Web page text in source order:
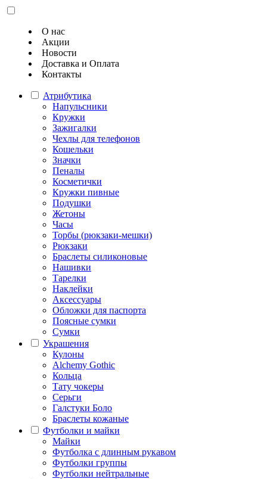
О нас
Акции
Новости
Доставка и Оплата
Контакты
Атрибутика
Напульсники
Кружки
Зажигалки
Чехлы для телефонов
Кошельки
Значки
Пеналы
Косметички
Кружки пивные
Подушки
Жетоны
Часы
Торбы (рюкзаки-мешки)
Рюкзаки
Браслеты силиконовые
Нашивки
Тарелки
Наклейки
Аксессуары
Обложки для паспорта
Поясные сумки
Сумки
Украшения
Кулоны
Alchemy Gothic
Кольца
Тату чокеры
Серьги
Галстуки Боло
Браслеты кожаные
Футболки и майки
Майки
Футболка с длинным рукавом
Футболки группы
Футболки нейтральные